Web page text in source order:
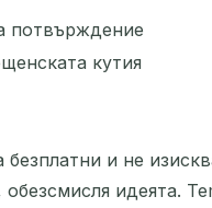
потвърждение
кутия
и не
идеята.